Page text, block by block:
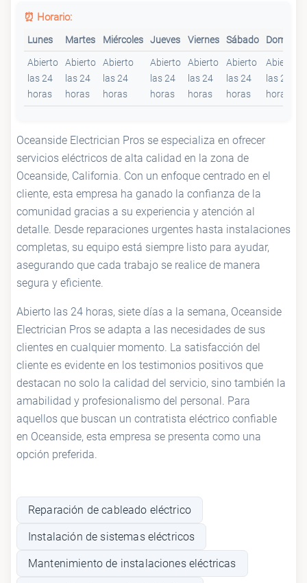
⏰ Horario:
Lunes Martes Miércoles Jueves Viernes Sábado Domingo
Abierto
las 24
horas
Abierto
las 24
horas
Abierto
las 24
horas
Abierto
las 24
horas
Abierto
las 24
horas
Abierto
las 24
horas
Abierto
las 24
horas
Oceanside Electrician Pros se especializa en ofrecer
servicios eléctricos de alta calidad en la zona de
Oceanside, California. Con un enfoque centrado en el
cliente, esta empresa ha ganado la confianza de la
comunidad gracias a su experiencia y atención al
detalle. Desde reparaciones urgentes hasta instalaciones
completas, su equipo está siempre listo para ayudar,
asegurando que cada trabajo se realice de manera
segura y eficiente.
Abierto las 24 horas, siete días a la semana, Oceanside
Electrician Pros se adapta a las necesidades de sus
clientes en cualquier momento. La satisfacción del
cliente es evidente en los testimonios positivos que
destacan no solo la calidad del servicio, sino también la
amabilidad y profesionalismo del personal. Para
aquellos que buscan un contratista eléctrico confiable
en Oceanside, esta empresa se presenta como una
opción preferida.
Reparación de cableado eléctrico
Instalación de sistemas eléctricos
Mantenimiento de instalaciones eléctricas